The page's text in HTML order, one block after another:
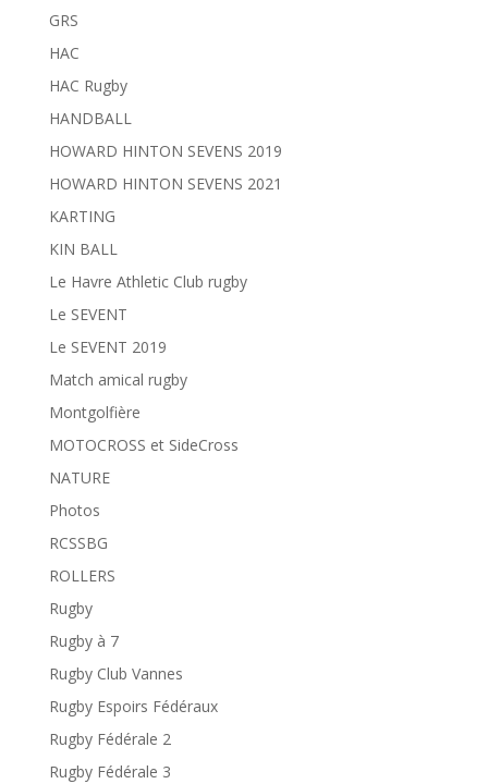
GRS
HAC
HAC Rugby
HANDBALL
HOWARD HINTON SEVENS 2019
HOWARD HINTON SEVENS 2021
KARTING
KIN BALL
Le Havre Athletic Club rugby
Le SEVENT
Le SEVENT 2019
Match amical rugby
Montgolfière
MOTOCROSS et SideCross
NATURE
Photos
RCSSBG
ROLLERS
Rugby
Rugby à 7
Rugby Club Vannes
Rugby Espoirs Fédéraux
Rugby Fédérale 2
Rugby Fédérale 3